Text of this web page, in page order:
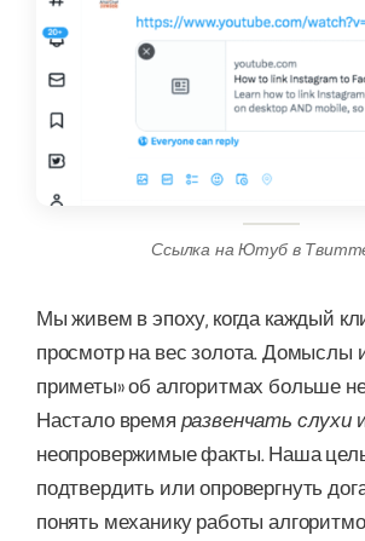
Ссылка на Ютуб в
Мы живем в эпоху, когда каждый
просмотр на вес золота. Домыслы
приметы» об алгоритмах больше
Настало время развенчать слухи
неопровержимые факты. Наша
подтвердить или опровергнуть
понять механику работы